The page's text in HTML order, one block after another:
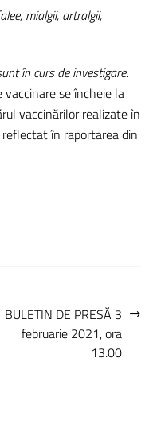
mialgii, artralgii,
în curs de investigare.
se încheie la
vaccinărilor realizate în
în raportarea din
BULETIN DE PRESĂ 3
februarie 2021, ora
13.00
→